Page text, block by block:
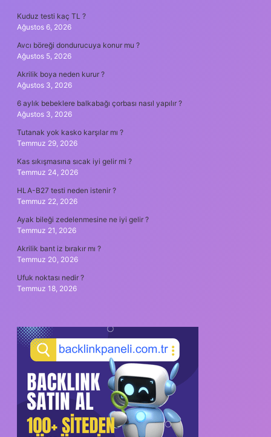
Kuduz testi kaç TL ?
Ağustos 6, 2026
Avcı böreği dondurucuya konur mu ?
Ağustos 5, 2026
Akrilik boya neden kurur ?
Ağustos 3, 2026
6 aylık bebeklere balkabağı çorbası nasıl yapılır ?
Ağustos 3, 2026
Tutanak yok kasko karşılar mı ?
Temmuz 29, 2026
Kas sıkışmasına sıcak iyi gelir mi ?
Temmuz 24, 2026
HLA-B27 testi neden istenir ?
Temmuz 22, 2026
Ayak bileği zedelenmesine ne iyi gelir ?
Temmuz 21, 2026
Akrilik bant iz bırakır mı ?
Temmuz 20, 2026
Ufuk noktası nedir ?
Temmuz 18, 2026